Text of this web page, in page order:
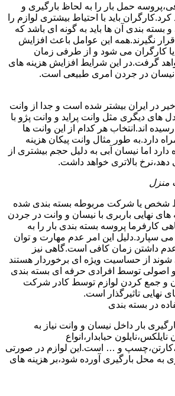
حمل بار را به لحاظ بارگیری و
باید با احتیاط بیشتری لوازم را
و بسته بندی آن ها باید به گونه ای باشد که
نگیرند.همه این عوامل باعث افزایش
یا کارگران می شود و از طرفی زمان
گرفت.در این شرایط افزایش هزینه های
و نیسان در جردن امری طبیعی است.
در ایران بیشتر شده است و جدا از وانت
های دیگری مثل وانت پراید و وانت پژو با
اند.انتخاب هر کدام از این وانت ها
دارد.به طور مثال وانت پیکان هزینه
دارد اما نیسان آبی به دلیل حجم بیشتری از
بالاتری خواهد داشت.
منزل
شخص یا شرکت مربوطه بسته بندی شده
های نهایی باربری با نیسان و وانت در جردن
کارفرما پروسه بسته بندی بار را به
سپارد.دلیل این امر عدم مهارت و توان
داشتن زمان کافی است.گاهی نیز
از حساسیت ویژه ای برخوردار هستند
و اصولی توسط افرادی حرفه ای بسته بندی
و جمع کردن لوازم توسط کادر شرکت
نهایی تاثیرگذار است.
در بسته بندی
بار داخل نیسان و وانت نیاز به
حبابدار،انواع
و … است.این لوازم در صورتی
محل بارگیری آورده شود،بر هزینه های